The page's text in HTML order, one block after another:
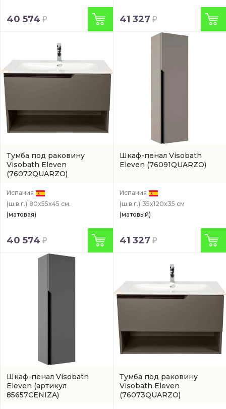
40 574 41 327
Тумба под раковину
Visobath Eleven
(76072QUARZO)
Испания
(ш.в.г.) 80x55x45 см.
(матовая)
40 574
Шкаф-пенал Visobath
Eleven (76091QUARZO)
Испания
(ш.в.г.) 35x120x35 см
(матовый)
41 327
Шкаф-пенал Visobath
Eleven (артикул
85657CENIZA)
Тумба под раковину
Visobath Eleven
(76073QUARZO)